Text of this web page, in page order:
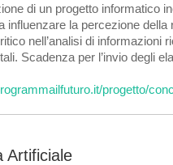
di un progetto informatico
influenzare la percezione della
nell’analisi di informazioni
Scadenza per l’invio degli
progetto/
Artificiale